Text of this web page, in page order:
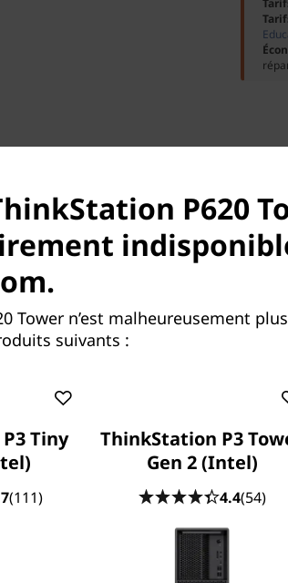
Ports et emplacements
64 cœurs et 128
Autrement dit, les
d’au moins deux
peut faire avec le
équipée d’une
P620
Tower n’est malheureusement
suivants :
Tiny
(111)
ThinkStation P3
Gen 2 (Intel)
4.4(54)